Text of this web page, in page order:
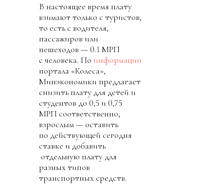
В настоящее время плату
взимают только с туристов,
то есть с водителя,
пассажиров или
пешеходов — 0.1 МРП
с человека. По информации
портала «Колеса»,
Минэкономики предлагает
снизить плату для детей и
студентов до 0,5 и 0,75
МРП соответственно,
взрослым — оставить
по действующей сегодня
ставке и добавить
отдельную плату для
разных типов
транспортных средств.